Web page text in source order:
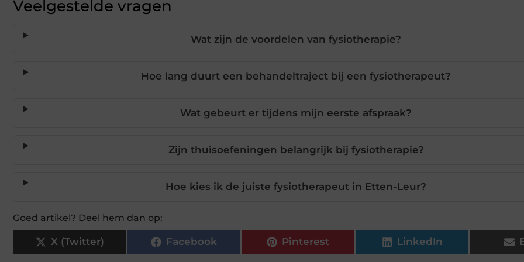
Veelgestelde vragen
Wat zijn de voordelen van fysiotherapie?
Hoe lang duurt een behandeltraject bij een fysiotherapeut?
Wat gebeurt er tijdens mijn eerste afspraak?
Zijn thuisoefeningen belangrijk bij fysiotherapie?
Hoe kies ik de juiste fysiotherapeut in Etten-Leur?
Goed artikel? Deel hem dan op:
X (Twitter) Facebook Pinterest LinkedIn